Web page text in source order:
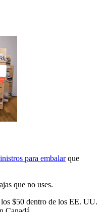
para embalarque
que no uses.
$50 dentro de los EE. UU.